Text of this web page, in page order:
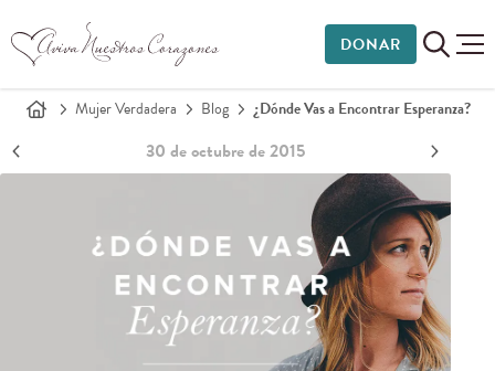
DONAR
Mujer Verdadera Blog ¿Dónde Vas a Encontrar Esperanza?
30 de octubre de 2015